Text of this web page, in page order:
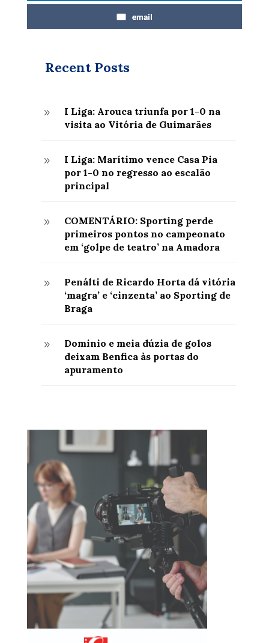
email
Recent Posts
9
I Liga: Arouca triunfa por 1-0 na
visita ao Vitória de Guimarães
9
I Liga: Marítimo vence Casa Pia
por 1-0 no regresso ao escalão
principal
9
COMENTÁRIO: Sporting perde
primeiros pontos no campeonato
em ‘golpe de teatro’ na Amadora
9
Penálti de Ricardo Horta dá vitória
‘magra’ e ‘cinzenta’ ao Sporting de
Braga
9
Domínio e meia dúzia de golos
deixam Benfica às portas do
apuramento